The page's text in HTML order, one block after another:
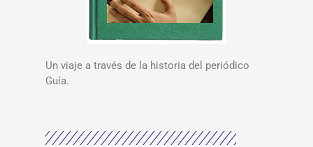
Un viaje a través de la historia del periódico
Guía.